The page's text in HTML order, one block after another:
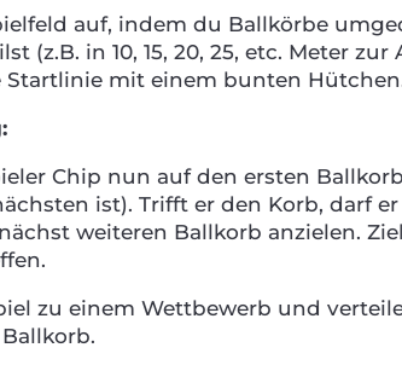
auf, indem du Ballkörbe
(z.B. in 10, 15, 20, 25, etc. Meter
Startlinie mit einem bunten
Chip nun auf den ersten
ist). Trifft er den Korb, darf
weiteren Ballkorb anzielen.
zu einem Wettbewerb und